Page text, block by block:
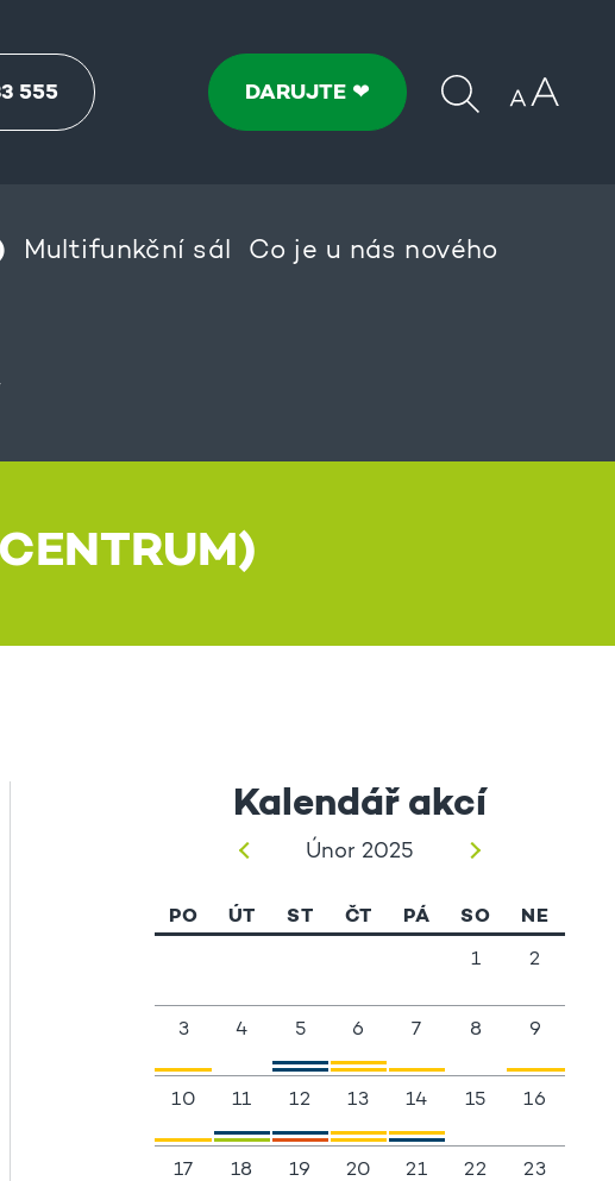
555 DARUJTE ❤
Multifunkční sál Co je u nás nového
Kalendář akcí
Únor 2025
PO ÚT ST ČT PÁ SO NE
1 2
3 4 5 6 7 8 9
10 11 12 13 14 15 16
17 18 19 20 21 22 23